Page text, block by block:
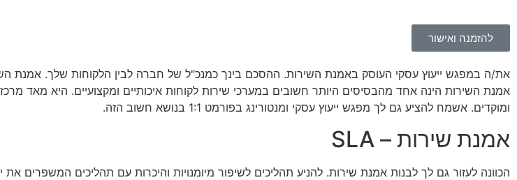
להזמנה ואישור
אמנת השירות הינה אחד מהבסיסים היותר חשובים במערכי שירות לקוחות איכותיים ומקצועיים. היא מאד
ומוקדים. אשמח להציע גם לך מפגש ייעוץ עסקי ומנטורינג בפורמט 1:1 בנושא חשוב הזה.
אמנת שירות – SLA
הכוונה לעזור גם לך לבנות אמנת שירות. להניע תהליכים לשיפור מיומנויות והיכרות עם תהליכים המשפרים